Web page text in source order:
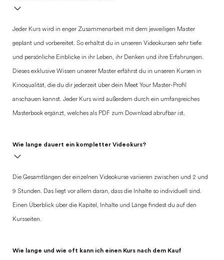
Jeder Kurs wird in enger Zusammenarbeit mit dem jeweiligen Master
geplant und vorbereitet. So erhältst du in unseren Videokursen sehr tiefe
und persönliche Einblicke in ihr Leben, ihr Denken und ihre Erfahrungen.
Dieses exklusive Wissen unserer Master erfährst du in unseren Kursen in
Kinoqualität, die du dir jederzeit über dein Meet Your Master-Profil
anschauen kannst. Jeder Kurs wird außerdem durch ein umfangreiches
Masterbook ergänzt, welches als PDF zum Download abrufbar ist.
Wie lange dauert ein kompletter Videokurs?
Die Gesamtlängen der einzelnen Videokurse variieren zwischen und 2 und
9 Stunden. Das liegt vor allem daran, dass die Inhalte so individuell sind.
Einen Überblick über die Kapitel, Inhalte und Länge findest du auf den
Kursseiten.
Wie lange und wie oft kann ich einen Kurs nach dem Kauf